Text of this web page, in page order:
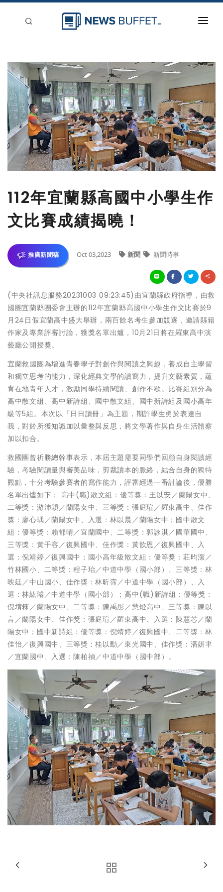
新聞稿分類
登入
刊登
112年宜蘭縣高國中小學生作
文比賽成績揭曉！
推廣新聞稿 Oct 03,2023 新聞 新聞時事
(中央社訊息服務20231003 09:23:45)由宜蘭縣政府指導，由救
國團宜蘭縣團委會主辦的112年宜蘭縣高國中小學生作文比賽於9
月24日假宜蘭高中盛大舉辦，兩百餘名考生參加競逐，邀請縣籍
作家及專業評審討論，獲獎名單出爐，10月21日將在羅東高中演
藝廳公開授獎。
宜蘭救國團為增進青春學子對創作與閱讀之興趣，養成自主學習
和獨立思考的能力，深化經典文學的讀寫力，提升文藝素質，蘊
育在地青年人才，激勵同學持續閱讀、創作不歇。比賽組別分為
高中散文組、高中新詩組、國中散文組、國中新詩組及國小高年
級等5組。本次以「日日讀冊」為主題，期許學生勇於表達自
我，對於所獲知識加以彙整與反思，將文學著作與自身生活體察
加以扣合。
救國團曾祈勝總幹事表示，本屆主題需要同學們回顧自身閱讀經
驗，考驗閱讀量與審美品味，剪裁讀本的脈絡，結合自身的獨特
觀點，十分考驗參賽者的寫作能力，評審經過一番討論後，優勝
名單出爐如下： 高中(職)散文組：優等獎：王以安／蘭陽女中、
二等獎：游沛穎／蘭陽女中、三等獎：張庭瑄／羅東高中、佳作
獎：廖心瑀／蘭陽女中、入選：林以晨／蘭陽女中；國中散文
組：優等獎：賴郁晴／宜蘭國中、二等獎：郭詠淇／國華國中、
三等獎：黄千容／復興國中、佳作獎：黃歆恩／復興國中、入
選：倪靖婷／復興國中；國小高年級散文組：優等獎：莊昀潔／
竹林國小、二等獎：程子珆／中道中學（國小部）、三等獎：林
映廷／中山國小、佳作獎：林昕霈／中道中學（國小部）、入
選：林紘璿／中道中學（國小部）；高中(職)新詩組：優等獎：
倪堉箖／蘭陽女中、二等獎：陳禹彤／慧燈高中、三等獎：陳以
言／蘭陽女中、佳作獎：張庭瑄／羅東高中、入選：陳慧芯／蘭
陽女中；國中新詩組：優等獎：倪靖婷／復興國中、二等獎：林
佳怡／復興國中、三等獎：桂以勳／東光國中、佳作獎：潘妍聿
／宜蘭國中、入選：陳柏禎／中道中學（國中部）。